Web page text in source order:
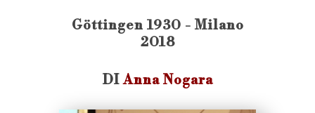
Göttingen 1930 - Milano
2018
DIAnna Nogara